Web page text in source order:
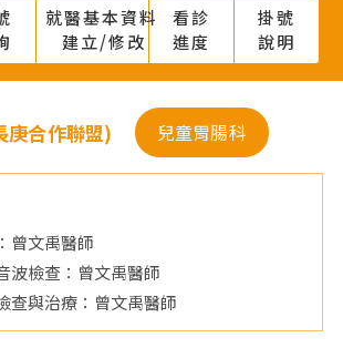
就醫基本資料
建立/修改
看診
進度
掛號
說明
庚合作聯盟) 兒童胃腸科
曾文禹醫師
波檢查：曾文禹醫師
查與治療：曾文禹醫師